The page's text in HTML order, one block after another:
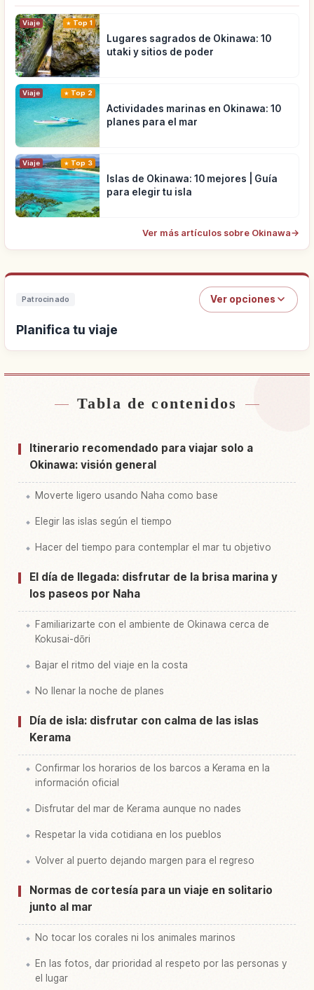
Viaje Top 1
Lugares sagrados de Okinawa: 10
utaki y sitios de poder
Viaje Top 2
Actividades marinas en Okinawa: 10
planes para el mar
Viaje Top 3
Islas de Okinawa: 10 mejores | Guía
para elegir tu isla
Ver más artículos sobre Okinawa→
Patrocinado Ver opciones
Planifica tu viaje
Buscar alojamiento↗
Buscar experiencias↗
Tabla de contenidos
Itinerario recomendado para viajar solo a
Okinawa: visión general
Moverte ligero usando Naha como base
Elegir las islas según el tiempo
Hacer del tiempo para contemplar el mar tu objetivo
El día de llegada: disfrutar de la brisa marina y
los paseos por Naha
Familiarizarte con el ambiente de Okinawa cerca de
Kokusai-dōri
Bajar el ritmo del viaje en la costa
No llenar la noche de planes
Día de isla: disfrutar con calma de las islas
Kerama
Confirmar los horarios de los barcos a Kerama en la
información oficial
Disfrutar del mar de Kerama aunque no nades
Respetar la vida cotidiana en los pueblos
Volver al puerto dejando margen para el regreso
Normas de cortesía para un viaje en solitario
junto al mar
No tocar los corales ni los animales marinos
En las fotos, dar prioridad al respeto por las personas y
el lugar